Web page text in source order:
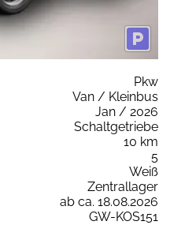
Pkw
Van / Kleinbus
Jan / 2026
Schaltgetriebe
10 km
5
Weiß
Zentrallager
ab ca. 18.08.2026
GW-KOS151